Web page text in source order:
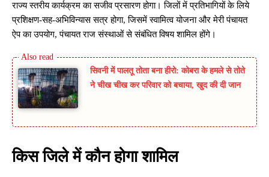
राज्य स्तरीय कार्यक्रम का सजीव प्रसारण होगा। जिलों में प्रतिभागियों के लिये
प्रशिक्षण-सह-अभिविन्यास सत्र होगा, जिसमें स्वामित्व योजना और मेरी पंचायत
ऐप का उपयोग, पंचायत राज संस्थाओं से संबंधित विषय शामिल होंगे।
सिवनी में पालतू तोता बना हीरो: कोबरा के हमले से तोते
ने चीख चीख कर परिवार को बचाया, खुद की दी जान
किस जिले में कौन होगा शामिल